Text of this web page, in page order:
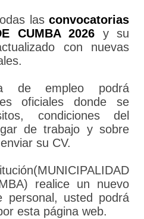
las convocatorias
CUMBA 2026 y su
con nuevas
de empleo podrá
oficiales donde se
condiciones del
de trabajo y sobre
su CV.
realice un nuevo
personal, usted podrá
esta página web.